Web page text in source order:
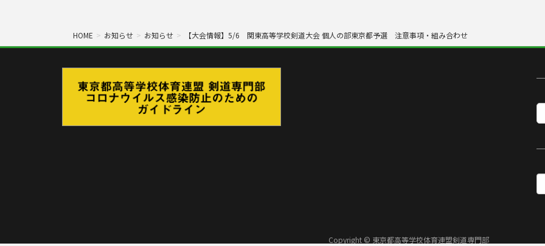
HOME お知らせ お知らせ 【大会情報】5/6 関東高等学校剣道大会 個人の部東京都予選 注意事項・組み合わせ
Copyright © 東京都高等学校体育連盟剣道専門部